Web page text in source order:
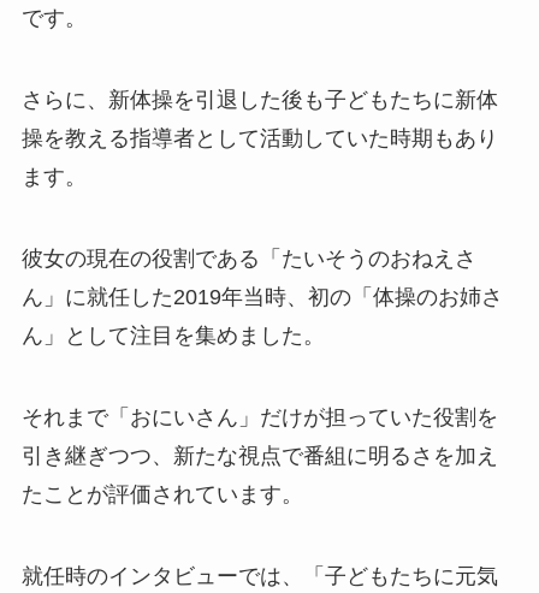
です。
さらに、新体操を引退した後も子どもたちに新体
操を教える指導者として活動していた時期もあり
ます。
彼女の現在の役割である「たいそうのおねえさ
ん」に就任した2019年当時、初の「体操のお姉さ
ん」として注目を集めました。
それまで「おにいさん」だけが担っていた役割を
引き継ぎつつ、新たな視点で番組に明るさを加え
たことが評価されています。
就任時のインタビューでは、「子どもたちに元気